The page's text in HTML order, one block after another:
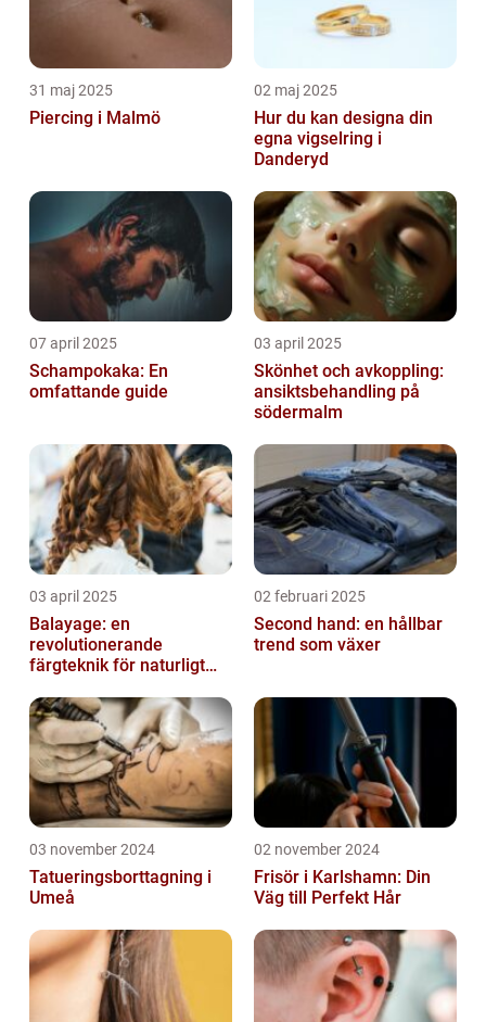
31 maj 2025
Piercing i Malmö
02 maj 2025
Hur du kan designa din
egna vigselring i
Danderyd
07 april 2025
Schampokaka: En
omfattande guide
03 april 2025
Skönhet och avkoppling:
ansiktsbehandling på
södermalm
03 april 2025
Balayage: en
revolutionerande
färgteknik för naturligt
02 februari 2025
Second hand: en hållbar
trend som växer
03 november 2024
Tatueringsborttagning i
Umeå
02 november 2024
Frisör i Karlshamn: Din
Väg till Perfekt Hår